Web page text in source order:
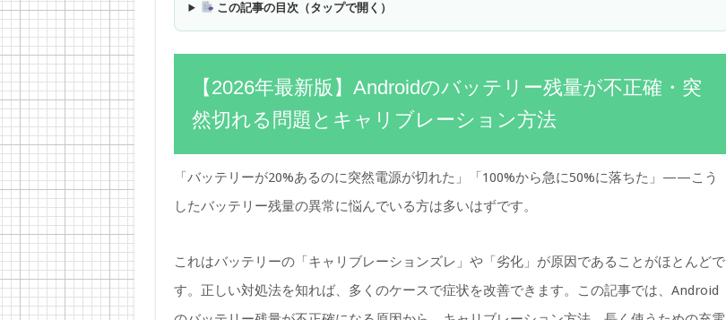
この記事の目次（タップで開く）
【2026年最新版】Androidのバッテリー残量が不正確・突
然切れる問題とキャリブレーション方法
「バッテリーが20%あるのに突然電源が切れた」「100%から急に50%に落ちた」——こう
したバッテリー残量の異常に悩んでいる方は多いはずです。
これはバッテリーの「キャリブレーションズレ」や「劣化」が原因であることがほとんどで
す。正しい対処法を知れば、多くのケースで症状を改善できます。この記事では、Android